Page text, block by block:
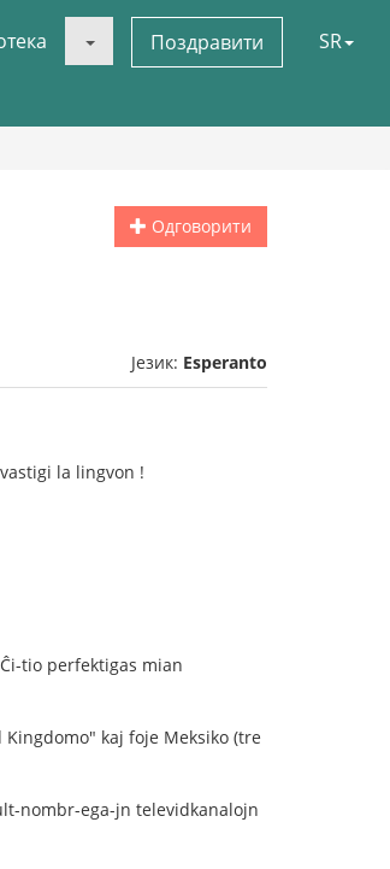
Поздравити SR
Одговорити
Језик: Esperanto
la lingvon !
tio perfektigas mian
kaj foje Meksiko (tre
nombr-ega-jn televidkanalojn